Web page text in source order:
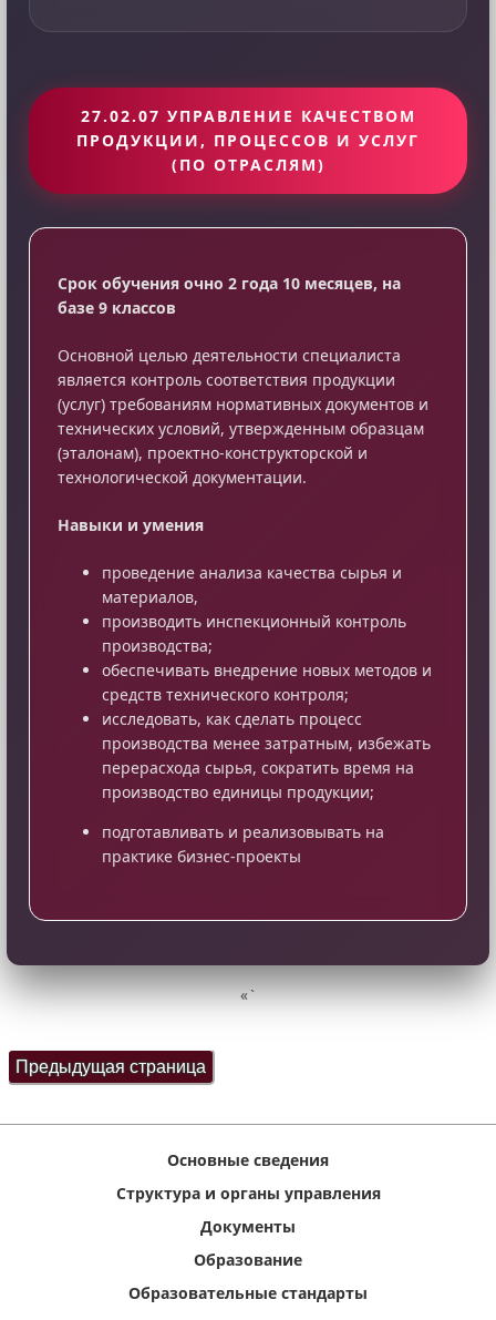
27.02.07 УПРАВЛЕНИЕ КАЧЕСТВОМ
ПРОДУКЦИИ, ПРОЦЕССОВ И УСЛУГ
(ПО ОТРАСЛЯМ)
Срок обучения очно 2 года 10 месяцев, на
базе 9 классов
Основной целью деятельности специалиста
является контроль соответствия продукции
(услуг) требованиям нормативных документов и
технических условий, утвержденным образцам
(эталонам), проектно-конструкторской и
технологической документации.
Навыки и умения
проведение анализа качества сырья и
материалов,
производить инспекционный контроль
производства;
обеспечивать внедрение новых методов и
средств технического контроля;
исследовать, как сделать процесс
производства менее затратным, избежать
перерасхода сырья, сократить время на
производство единицы продукции;
подготавливать и реализовывать на
практике бизнес-проекты
«`
Основные сведения
Структура и органы управления
Документы
Образование
Образовательные стандарты